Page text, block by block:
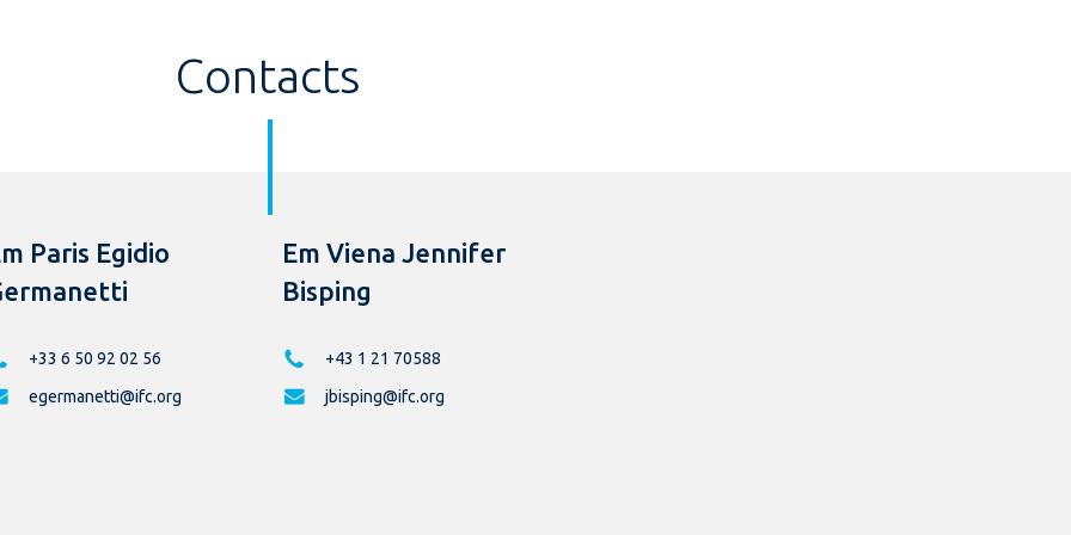
Contacts
Paris Egidio
+33 6 50 92 02 56
egermanetti@ifc.org
Em Viena Jennifer
Bisping
+43 1 21 70588
jbisping@ifc.org